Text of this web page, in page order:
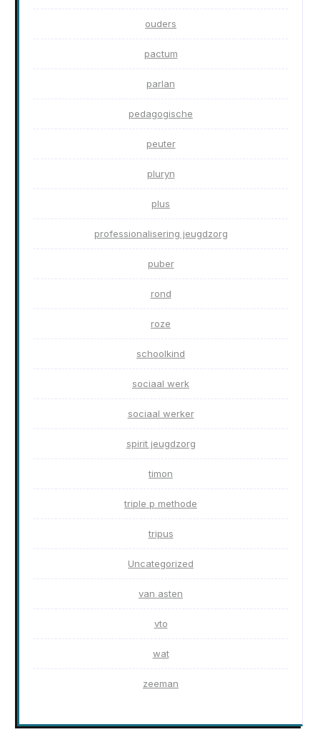
ouders
pactum
parlan
pedagogische
peuter
pluryn
plus
professionalisering jeugdzorg
puber
rond
roze
schoolkind
sociaal werk
sociaal werker
spirit jeugdzorg
timon
triple p methode
tripus
Uncategorized
van asten
vto
wat
zeeman